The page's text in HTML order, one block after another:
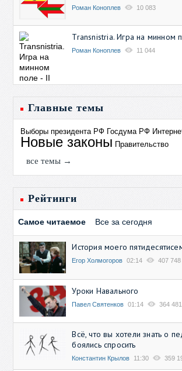
Роман Коноплев 10 083
Transnistria. Игра на минном
Роман Коноплев 11 044
Главные темы
Выборы президента РФ Госдума РФ
Новые законы Правительство
все темы →
Рейтинги
Самое читаемое Все за сегодня
История моего
Егор Холмогоров 02:14 407 748
Уроки Навального
Павел Святенков 01:14 364 481
Всё, что вы хотели знать о
боялись спросить
Константин Крылов 11:30 359